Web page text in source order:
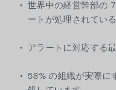
世界中の経営幹部の
ートが処理されてい
アラートに対応する
58% の組織が実際に